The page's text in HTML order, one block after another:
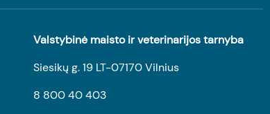
Valstybinė maisto ir veterinarijos tarnyba
Siesikų g. 19 LT-07170 Vilnius
8 800 40 403